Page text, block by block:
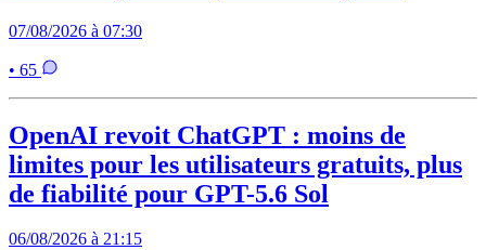
07/08/2026 à 07:30
• 65
OpenAI revoit ChatGPT : moins de
limites pour les utilisateurs gratuits, plus
de fiabilité pour GPT-5.6 Sol
06/08/2026 à 21:15